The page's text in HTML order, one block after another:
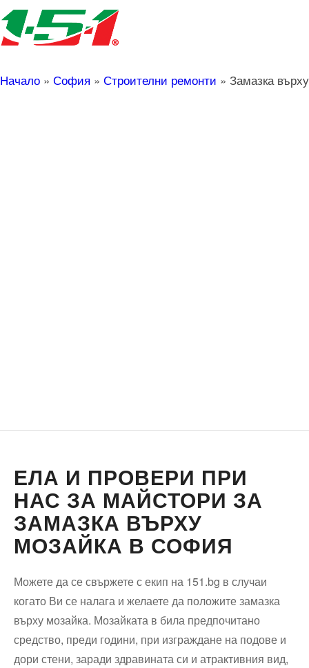
Начало » София » Строителни ремонти » Замазка
ЕЛА И ПРОВЕРИ ПРИ
НАС ЗА МАЙСТОРИ ЗА
ЗАМАЗКА ВЪРХУ
МОЗАЙКА В СОФИЯ
Можете да се свържете с екип на 151.bg в случаи
когато Ви се налага и желаете да положите замазка
върху мозайка. Мозайката в била предпочитано
средство, преди години, при изграждане на подове и
дори стени, заради здравината си и атрактивния вид,